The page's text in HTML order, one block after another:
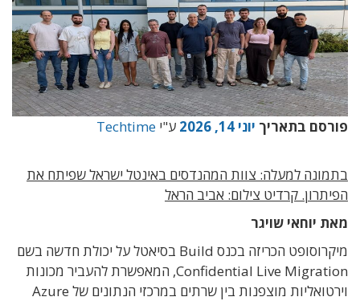
פורסם בתאריך יוני 14, 2026 ע"י Techtime
בתמונה למעלה: צוות המהנדסים באינטל ישראל שפיתח את
הפיתרון. קרדיט צילום: אביב הראל
מאת יוחאי שויגר
מיקרוסופט הכריזה בכנס Build בסיאטל על יכולת חדשה בשם
Confidential Live Migration, המאפשרת להעביר מכונות
וירטואליות מוצפנות בין שרתים במרכזי הנתונים של Azure